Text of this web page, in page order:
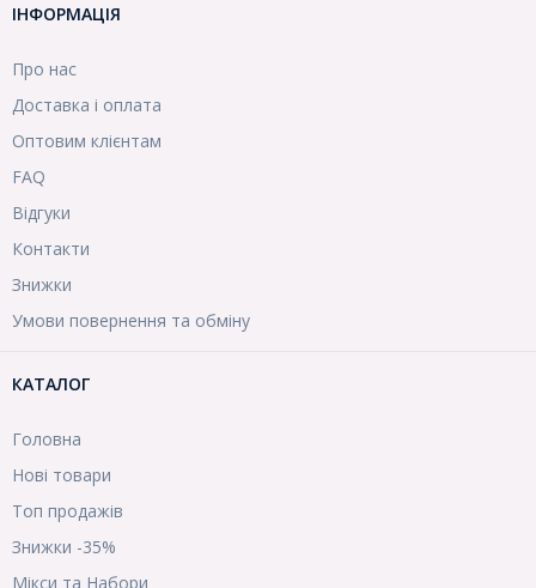
ІНФОРМАЦІЯ
Про нас
Доставка і оплата
Оптовим клієнтам
FAQ
Відгуки
Контакти
Знижки
Умови повернення та обміну
КАТАЛОГ
Головна
Нові товари
Топ продажів
Знижки -35%
Мікси та Набори